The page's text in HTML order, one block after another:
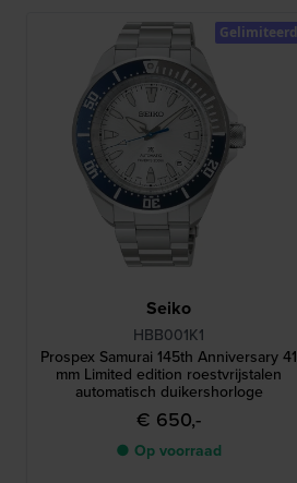
Seiko
HBB001K1
Prospex Samurai 145th Anniversary 41
mm Limited edition roestvrijstalen
automatisch duikershorloge
€ 650,-
● Op voorraad
Gelimiteerd